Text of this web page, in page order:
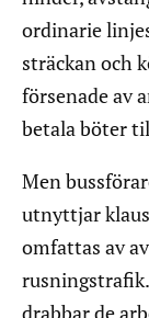
ordinarie
sträckan och
försenade av
betala böter
Men
utnyttjar
omfattas av
drabbar de